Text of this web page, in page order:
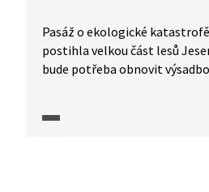
Pasáž o ekologické
postihla velkou část lesů
bude potřeba obnovit
sázet?